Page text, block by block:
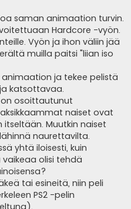
saman animaation turvin.
Hardcore -vyön.
Vyön ja ihon väliin jää
muilla paitsi "liian iso
ja tekee pelistä
katsottavaa.
on osoittautunut
naiset ovat
Muutkin naiset
naurettavilta.
yhtä iloisesti, kuin
vaikeaa olisi tehdä
tai esineitä, niin peli
PS2 -pelin